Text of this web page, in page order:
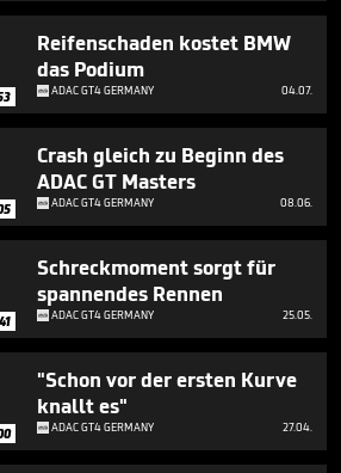
Reifenschaden kostet BMW
das Podium
ADAC GT4 GERMANY 04.07.
Crash gleich zu Beginn des
ADAC GT Masters
ADAC GT4 GERMANY 08.06.
Schreckmoment sorgt für
spannendes Rennen
ADAC GT4 GERMANY 25.05.
"Schon vor der ersten Kurve
knallt es"
ADAC GT4 GERMANY 27.04.